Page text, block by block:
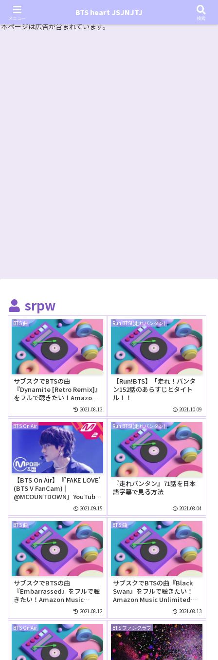
『In the SOOP BTS ver.』シーズン2放送決定！いつから始まる？インザスープの放送開始日・視聴
方法は？【In the SOOP BTS ver. Season 2】
本ページは広告が含まれています。
srpw
BTS 曲
サブスクでBTSの曲
『Dynamite [Retro Remix]』
をフルで聴きたい！Amazon
Music Unlimitedでは無料で
2021.08.13
Run BTS!(走れバンタン)
【Run!BTS】「走れ！バンタ
ン152話のあらすじとタイト
ル！！
2021.10.09
BTS On Air
【BTS On Air】『’FAKE LOVE’
(BTS V FanCam) |
@MCOUNTDOWN』YouTube
に公開された【動画】 2021.09.15
Run BTS!(走れバンタン)
『走れバンタン』71話を日本
語字幕で見る方法
2021.08.04
BTS 曲
サブスクでBTSの曲
『Embarrassed』をフルで聴
きたい！Amazon Music
Unlimitedでは無料で聴け
る？
2021.08.12
BTS 曲
サブスクでBTSの曲『Black
Swan』をフルで聴きたい！
Amazon Music Unlimitedで
2021.08.13
BTS On Air BTS ファンクラブ
メニュー
BTS heart JSJNJTJ
検索